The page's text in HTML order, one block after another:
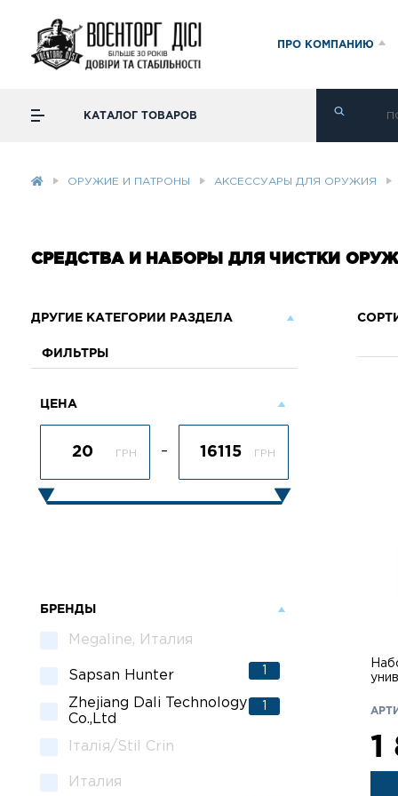
ПРО КОМПАНИЮ
КАТАЛОГ ТОВАРОВ
ОРУЖИЕ И ПАТРОНЫ АКСЕССУАРЫ ДЛЯ ОРУЖИЯ
СРЕДСТВА И НАБОРЫ ДЛЯ ЧИСТКИ
ДРУГИЕ КАТЕГОРИИ РАЗДЕЛА
ФИЛЬТРЫ
ЦЕНА
ГРН – ГРН
БРЕНДЫ
Megaline, Италия
Sapsan Hunter
Zhejiang Dali Technology
Co.,Ltd
Італія/Stil Crin
Италия